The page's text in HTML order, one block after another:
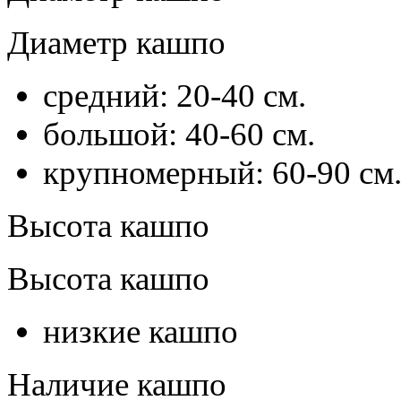
Диаметр кашпо
средний: 20-40 см.
большой: 40-60 см.
крупномерный: 60-90 см.
Высота кашпо
Высота кашпо
низкие кашпо
Наличие кашпо